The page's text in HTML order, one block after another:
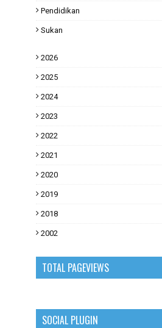
Pendidikan
Sukan
2026
2025
2024
2023
2022
2021
2020
2019
2018
2002
TOTAL PAGEVIEWS
SOCIAL PLUGIN